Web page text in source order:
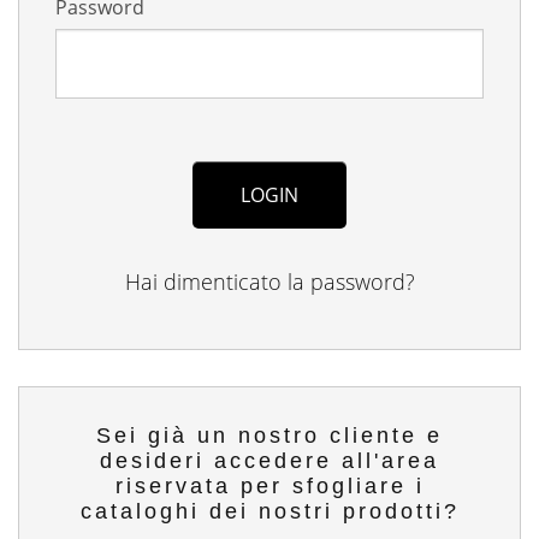
Password
Hai dimenticato la password?
Sei già un nostro cliente e
desideri accedere all'area
riservata per sfogliare i
cataloghi dei nostri prodotti?